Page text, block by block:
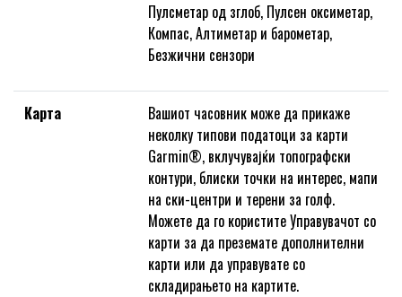
Пулсметар од зглоб, Пулсен оксиметар,
Компас, Алтиметар и барометар,
Безжични сензори
Карта
Вашиот часовник може да прикаже
неколку типови податоци за карти
Garmin®, вклучувајќи топографски
контури, блиски точки на интерес, мапи
на ски-центри и терени за голф.
Можете да го користите Управувачот со
карти за да преземате дополнителни
карти или да управувате со
складирањето на картите.